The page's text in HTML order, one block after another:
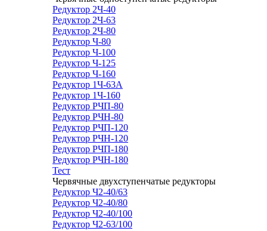
Редуктор 2Ч-40
Редуктор 2Ч-63
Редуктор 2Ч-80
Редуктор Ч-80
Редуктор Ч-100
Редуктор Ч-125
Редуктор Ч-160
Редуктор 1Ч-63А
Редуктор 1Ч-160
Редуктор РЧП-80
Редуктор РЧН-80
Редуктор РЧП-120
Редуктор РЧН-120
Редуктор РЧП-180
Редуктор РЧН-180
Тест
Червячные двухступенчатые редукторы
Редуктор Ч2-40/63
Редуктор Ч2-40/80
Редуктор Ч2-40/100
Редуктор Ч2-63/100